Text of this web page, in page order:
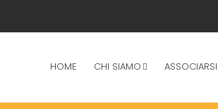
HOME CHI SIAMO ASSOCIARSI